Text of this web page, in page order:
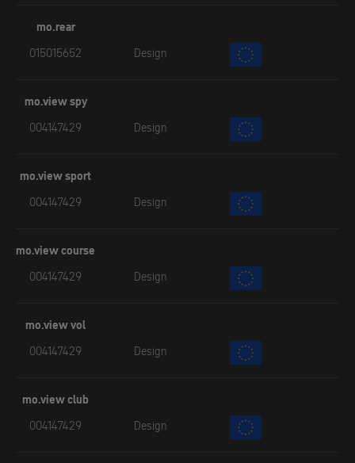
mo.rear
015015652
Design
mo.view spy
004147429
Design
mo.view sport
004147429
Design
mo.view course
004147429
Design
mo.view vol
004147429
Design
mo.view club
004147429
Design